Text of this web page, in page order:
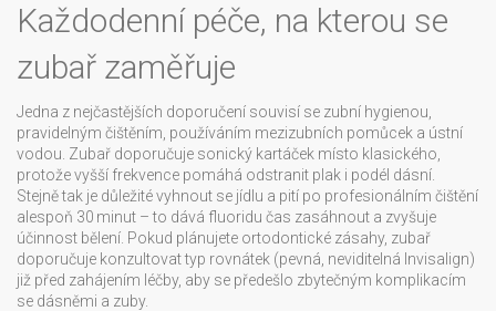
Každodenní péče, na kterou se
zubař zaměřuje
Jedna z nejčastějších doporučení souvisí se zubní hygienou
pravidelným čištěním, používáním mezizubních pomůcek a ústní
vodou . Zubař doporučuje sonický kartáček místo klasického,
protože vyšší frekvence pomáhá odstranit plak i podél dásní.
Stejně tak je důležité vyhnout se jídlu a pití po profesionálním čištění
alespoň 30 minut – to dává fluoridu čas zasáhnout a zvyšuje
účinnost bělení. Pokud plánujete ortodontické zásahy, zubař
doporučuje konzultovat typ rovnátek (pevná, neviditelná Invisalign)
již před zahájením léčby, aby se předešlo zbytečným komplikacím
se dásněmi a zuby.